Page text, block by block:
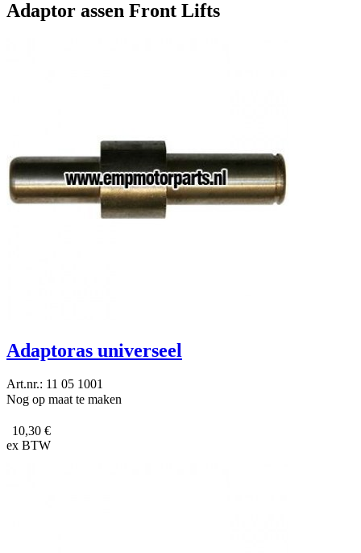
Adaptor assen Front Lifts
Adaptoras universeel
Art.nr.: 11 05 1001
Nog op maat te maken
10,30 €
ex BTW